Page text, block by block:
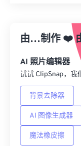
从预设应用
另存为预设
由…制作 ❤️
AI 照片编辑器
试试 ClipSnap，我
背景去除器
AI 图像生成器
魔法橡皮擦